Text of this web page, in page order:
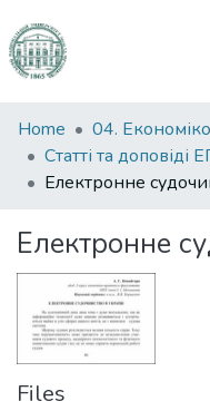
Communities
&
Collections
Statistics
Home
Електронне
Files